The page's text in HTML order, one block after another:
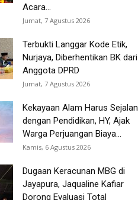
Acara...
Jumat, 7 Agustus 2026
Terbukti Langgar Kode Etik,
Nurjaya, Diberhentikan BK dari
Anggota DPRD
Jumat, 7 Agustus 2026
Kekayaan Alam Harus Sejalan
dengan Pendidikan, HY, Ajak
Warga Perjuangan Biaya...
Kamis, 6 Agustus 2026
Dugaan Keracunan MBG di
Jayapura, Jaqualine Kafiar
Dorong Evaluasi Total